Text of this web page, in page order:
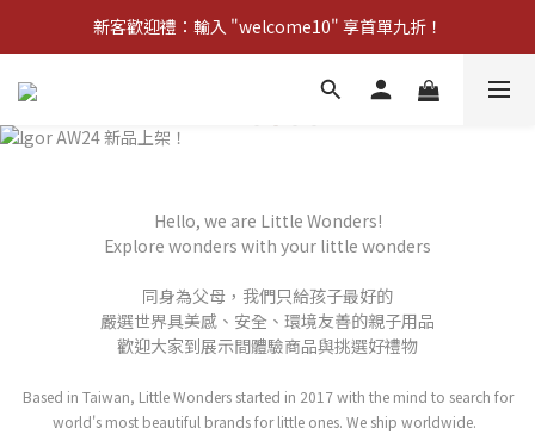
新客歡迎禮：輸入 "welcome10" 享首單九折！
新客歡迎禮：輸入 "welcome10" 享首單九折！
Pom d'Api 畢業特典 · 全品項買一送一
新客歡迎禮：輸入 "welcome10" 享首單九折！
Hello, we are Little Wonders!
Explore wonders with your little wonders
同身為父母，我們只給孩子最好的
嚴選世界具美感、安全、環境友善的親子用品
歡迎大家到展示間體驗商品與挑選好禮物
Based in Taiwan, Little Wonders started in 2017 with the mind to search for
world's most beautiful brands for little ones. We ship worldwide.